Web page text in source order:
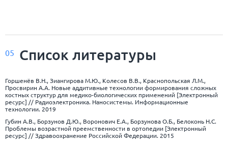
05 Список литературы
Горшенёв В.Н., Зиангирова М.Ю., Колесов В.В., Краснопольская Л.М.,
Просвирин А.А. Новые аддитивные технологии формирования сложных
костных структур для медико-биологических применений [Электронный
ресурс] // Радиоэлектроника. Наносистемы. Информационные
технологии. 2019
Губин А.В., Борзунов Д.Ю., Воронович Е.А., Борзунова О.Б., Белоконь Н.С.
Проблемы возрастной преемственности в ортопедии [Электронный
ресурс] // Здравоохранение Российской Федерации. 2015